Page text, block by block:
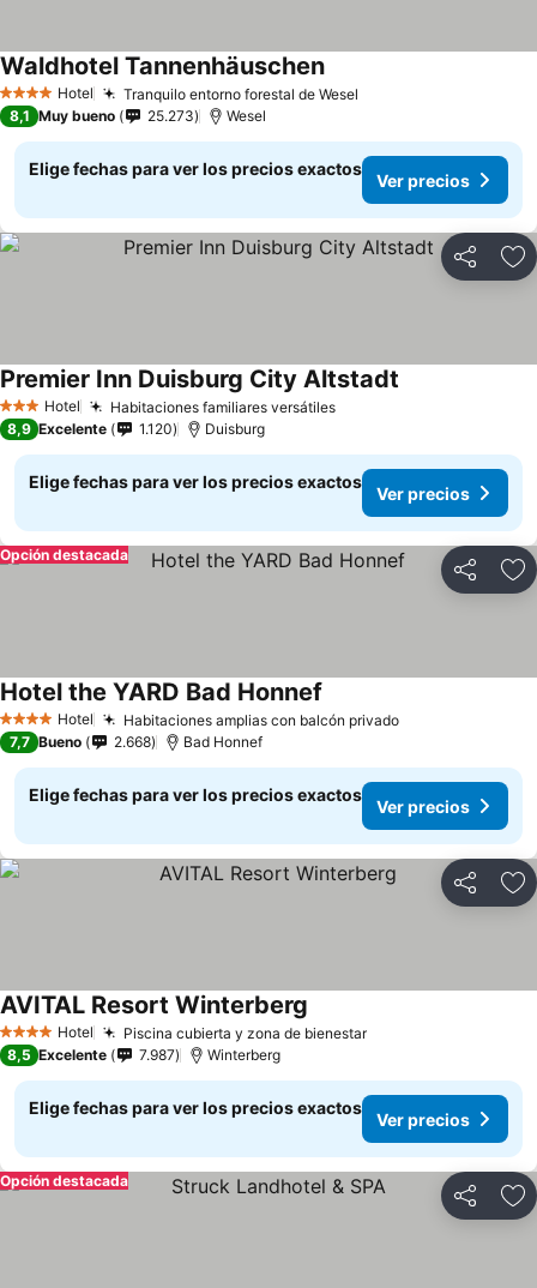
4 EstrellasHotel Tranquilo entorno forestal de Wesel
Waldhotel TannenhäuschenVer precios
8,1 Muy bueno 25.273 Wesel
Elige fechas para ver los precios exactos
Ver precios
Compartir
3 Estrellas
Hotel Habitaciones familiares versátilesVer precios
Premier Inn Duisburg City Altstadt
8,9 Excelente 1.120 Duisburg
Elige fechas para ver los precios exactos
Ver precios
Compartir
Opción destacada
4 EstrellasHotel Habitaciones amplias con balcón privadoVer precios
Hotel the YARD Bad Honnef
7,7 Bueno 2.668 Bad Honnef
Elige fechas para ver los precios exactos
Ver precios
Compartir
4 EstrellasHotel Piscina cubierta y zona de bienestarVer precios
AVITAL Resort Winterberg
8,5 Excelente 7.987 Winterberg
Elige fechas para ver los precios exactos
Ver precios
Compartir
Opción destacada